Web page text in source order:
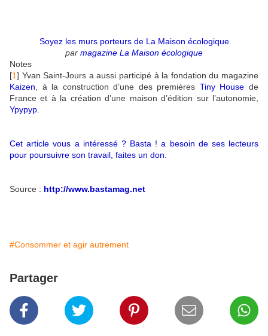
Soyez les murs porteurs de La Maison écologique
par magazine La Maison écologique
Notes
[1] Yvan Saint-Jours a aussi participé à la fondation du magazine
Kaizen , à la construction d’une des premières Tiny House de
France et à la création d’une maison d’édition sur l’autonomie,
Ypypyp
Cet article vous a intéressé ? Basta ! a besoin de ses lecteurs
pour poursuivre son travail, faites un don.
Source : http://www.bastamag.net
#Consommer et agir autrement
Partager